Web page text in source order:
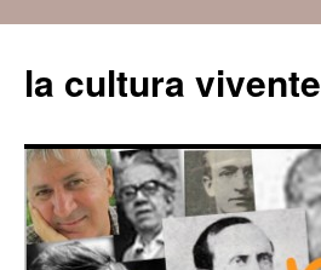
contenuto
la cultura vivente